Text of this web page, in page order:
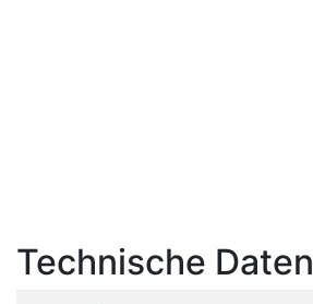
Technische Daten